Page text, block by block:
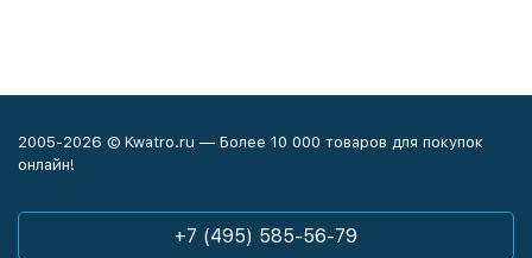
2005-2026 © Kwatro.ru — Более 10 000 товаров для покупок
онлайн!
+7 (495) 585-56-79